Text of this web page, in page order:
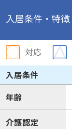
入居条件・特徴
対応
入居条件
年齢
介護認定